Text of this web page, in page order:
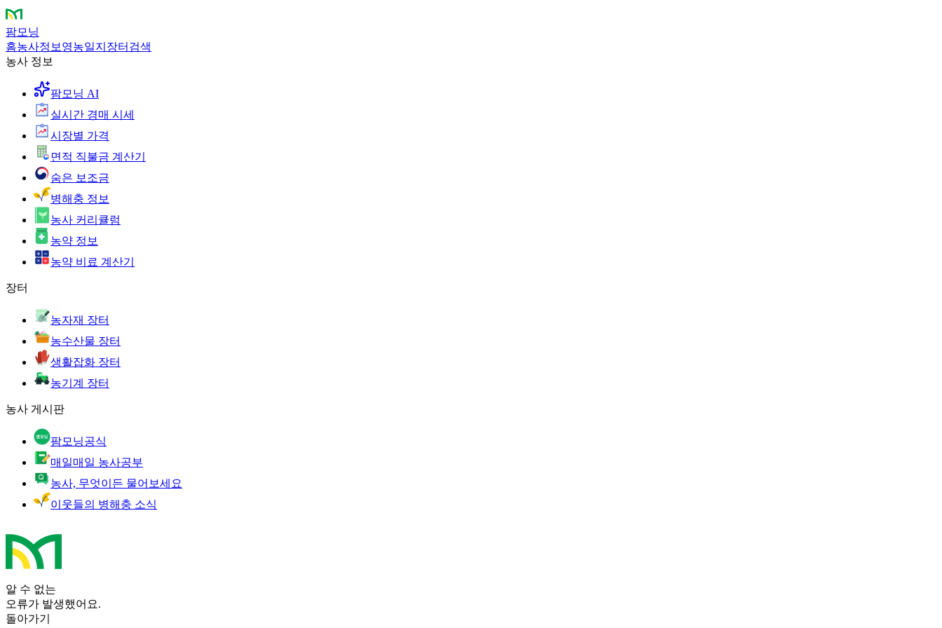
팜모닝
홈농사정보 영농일지 장터 검색
농사 정보
팜모닝 AI
실시간 경매 시세
시장별 가격
면적 직불금 계산기
숨은 보조금
병해충 정보
농사 커리큘럼
농약 정보
농약 비료 계산기
장터
농자재 장터
농수산물 장터
생활잡화 장터
농기계 장터
농사 게시판
팜모닝공식
매일매일 농사공부
농사, 무엇이든 물어보세요
이웃들의 병해충 소식
알 수 없는
오류가 발생했어요.
돌아가기